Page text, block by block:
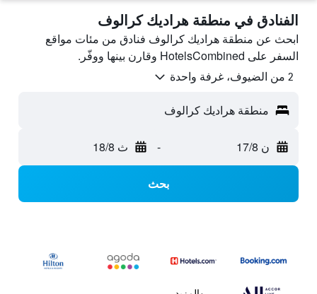
الفنادق في منطقة هراديك كرالوف
ابحث عن منطقة هراديك كرالوف فنادق من مئات مواقع
السفر على HotelsCombined وقارن بينها ووفّر.
2 من الضيوف، غرفة واحدة
منطقة هراديك كرالوف
ن 17/8 - ث 18/8
بحث